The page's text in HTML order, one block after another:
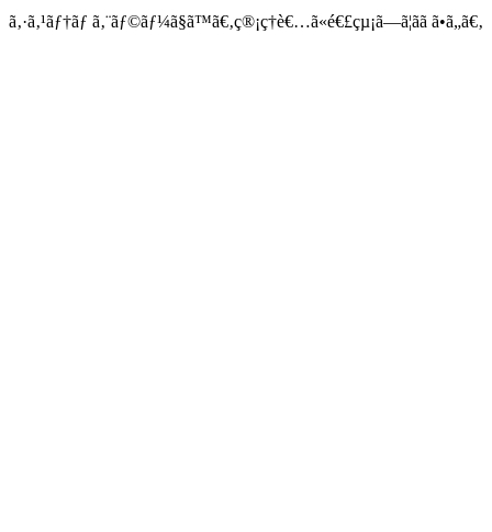
ã‚·ã‚¹ãƒ†ãƒ ã‚¨ãƒ©ãƒ¼ã§ã™ã€‚ç®¡ç†è€…ã«é€£çµ¡ã—ã¦ãã ã•ã„ã€‚